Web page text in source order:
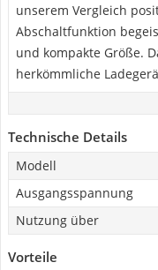
unserem Vergleich
Abschaltfunktion
und kompakte Größe.
herkömmliche
Technische Details
Modell
Ausgangsspannung
Nutzung über
Vorteile